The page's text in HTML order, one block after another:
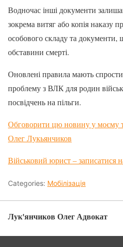
Водночас інші документи
зокрема витяг або копія наказу
особового складу та документи,
обставини смерті.
Оновлені правила мають
проблему з ВЛК для родин
посвідчень на пільги.
Обговорити цю новину у моєму
Олег Лукьянчиков
Військовий юрист – записатися
Categories: Мобілізація
Лук'янчиков Олег Адвокат